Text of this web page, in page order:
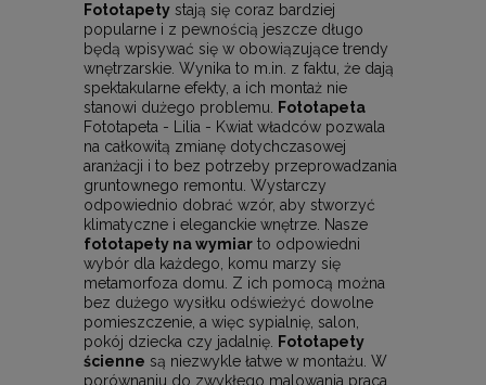
Fototapety stają się coraz bardziej
popularne i z pewnością jeszcze długo
będą wpisywać się w obowiązujące trendy
wnętrzarskie. Wynika to m.in. z faktu, że dają
spektakularne efekty, a ich montaż nie
stanowi dużego problemu. Fototapeta
Fototapeta - Lilia - Kwiat władców pozwala
na całkowitą zmianę dotychczasowej
aranżacji i to bez potrzeby przeprowadzania
gruntownego remontu. Wystarczy
odpowiednio dobrać wzór, aby stworzyć
klimatyczne i eleganckie wnętrze. Nasze
fototapety na wymiar to odpowiedni
wybór dla każdego, komu marzy się
metamorfoza domu. Z ich pomocą można
bez dużego wysiłku odświeżyć dowolne
pomieszczenie, a więc sypialnię, salon,
pokój dziecka czy jadalnię. Fototapety
ścienne są niezwykle łatwe w montażu. W
porównaniu do zwykłego malowania praca